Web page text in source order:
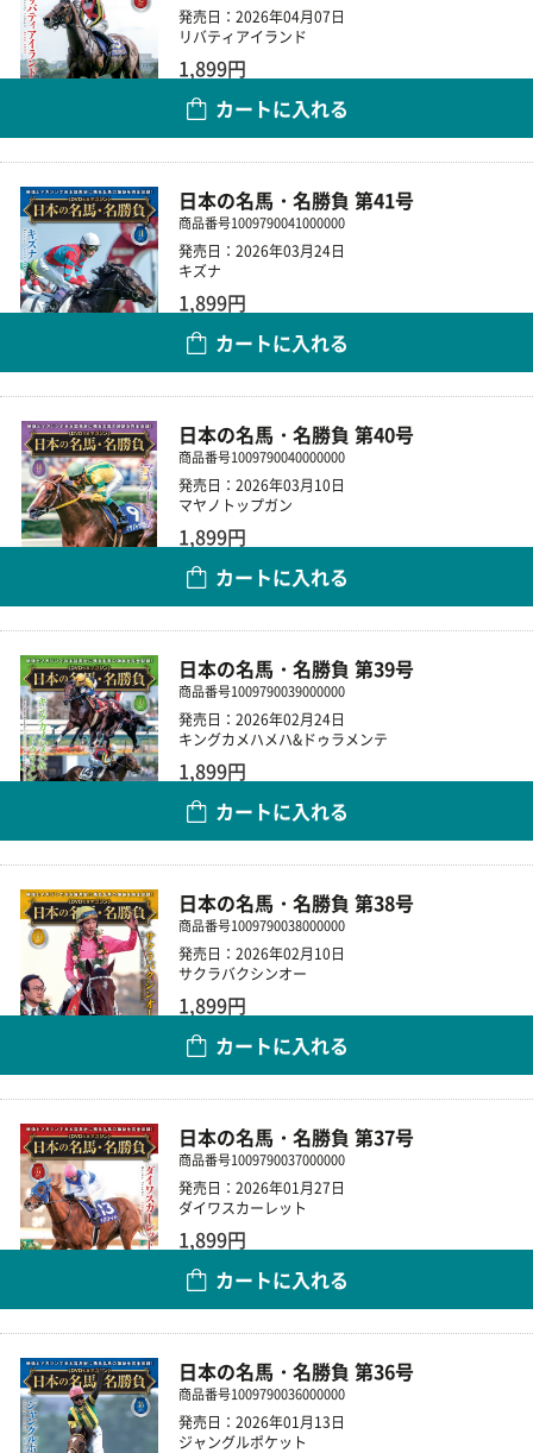
発売日：2026年04月07日
リバティアイランド
1,899円
カートに入れる
日本の名馬・名勝負 第41号
商品番号1009790041000000
発売日：2026年03月24日
キズナ
1,899円
カートに入れる
日本の名馬・名勝負 第40号
商品番号1009790040000000
発売日：2026年03月10日
マヤノトップガン
1,899円
カートに入れる
日本の名馬・名勝負 第39号
商品番号1009790039000000
発売日：2026年02月24日
キングカメハメハ&ドゥラメンテ
1,899円
カートに入れる
日本の名馬・名勝負 第38号
商品番号1009790038000000
発売日：2026年02月10日
サクラバクシンオー
1,899円
カートに入れる
日本の名馬・名勝負 第37号
商品番号1009790037000000
発売日：2026年01月27日
ダイワスカーレット
1,899円
カートに入れる
日本の名馬・名勝負 第36号
商品番号1009790036000000
発売日：2026年01月13日
ジャングルポケット